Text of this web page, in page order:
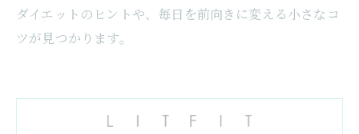
ダイエットのヒントや、毎日を前向きに変える小さなコ
ツが見つかります。